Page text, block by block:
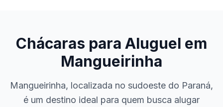
Chácaras para Aluguel em
Mangueirinha
Mangueirinha, localizada no sudoeste do Paraná,
é um destino ideal para quem busca alugar